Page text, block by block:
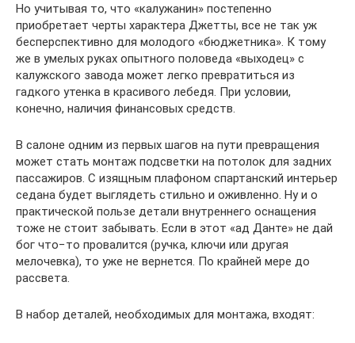
Но учитывая то, что «калужанин» постепенно
приобретает черты характера Джетты, все не так уж
бесперспективно для молодого «бюджетника». К тому
же в умелых руках опытного половеда «выходец» с
калужского завода может легко превратиться из
гадкого утенка в красивого лебедя. При условии,
конечно, наличия финансовых средств.
В салоне одним из первых шагов на пути превращения
может стать монтаж подсветки на потолок для задних
пассажиров. С изящным плафоном спартанский интерьер
седана будет выглядеть стильно и оживленно. Ну и о
практической пользе детали внутреннего оснащения
тоже не стоит забывать. Если в этот «ад Данте» не дай
бог что−то провалится (ручка, ключи или другая
мелочевка), то уже не вернется. По крайней мере до
рассвета.
В набор деталей, необходимых для монтажа, входят: